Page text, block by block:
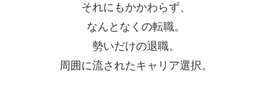
それにもかかわらず、
なんとなくの転職。
勢いだけの退職。
周囲に流されたキャリア選択。